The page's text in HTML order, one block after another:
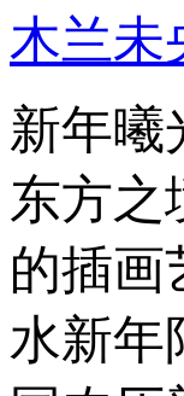
木兰未
新年曦
东方之
的插画
水新年